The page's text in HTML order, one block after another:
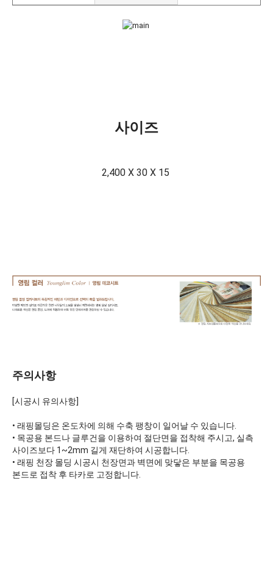
사이즈
2,400 X 30 X 15
주의사항
[시공시 유의사항]
• 래핑몰딩은 온도차에 의해 수축 팽창이 일어날 수 있습니다.
• 목공용 본드나 글루건을 이용하여 절단면을 접착해 주시고, 실측
사이즈보다 1~2mm 길게 재단하여 시공합니다.
• 래핑 천장 몰딩 시공시 천장면과 벽면에 맞닿은 부분을 목공용
본드로 접착 후 타카로 고정합니다.